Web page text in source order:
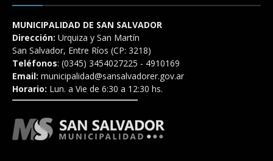
MUNICIPALIDAD DE SAN SALVADOR
Dirección: Urquiza y San Martín
San Salvador, Entre Ríos (CP: 3218)
Teléfonos: (0345) 3454027225 - 4910169
Email: municipalidad@sansalvadorer.gov.ar
Horario: Lun. a Vie de 6:30 a 12:30 hs.